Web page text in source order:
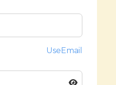
UseEmail